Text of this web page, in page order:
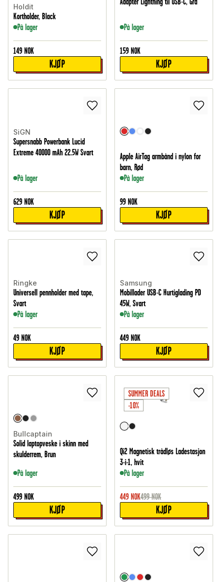
Holdit
Kortholder, Black
På lager
149 NOK
KJØP
På lager
159 NOK
KJØP
SiGN
Supersnabb Powerbank Lucid
Extreme 40000 mAh 22.5W Svart
På lager
629 NOK
KJØP
Apple AirTag armbånd i nylon for
barn, Rød
På lager
99 NOK
KJØP
Ringke
Universell pennholder med tape,
Svart
På lager
49 NOK
KJØP
Samsung
Mobillader USB-C Hurtiglading PD
45W, Svart
På lager
449 NOK
KJØP
Bullcaptain
Solid laptopveske i skinn med
skulderrem, Brun
På lager
499 NOK
KJØP
SUMMER DEALS
-10%
Qi2 Magnetisk trådløs Ladestasjon
3-i-1, hvit
På lager
449 NOK499 NOK
KJØP